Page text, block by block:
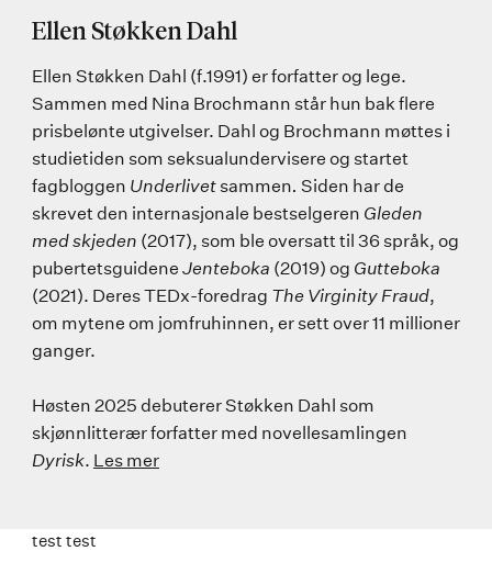
Ellen Støkken Dahl
Ellen Støkken Dahl (f.1991) er forfatter og lege.
Sammen med Nina Brochmann står hun bak flere
prisbelønte utgivelser. Dahl og Brochmann møttes i
studietiden som seksualundervisere og startet
fagbloggen Underlivet sammen. Siden har de
skrevet den internasjonale bestselgeren Gleden
med skjeden (2017), som ble oversatt til 36 språk, og
pubertetsguidene Jenteboka (2019) og Gutteboka
(2021). Deres TEDx-foredrag The Virginity Fraud,
om mytene om jomfruhinnen, er sett over 11 millioner
ganger.
Høsten 2025 debuterer Støkken Dahl som
skjønnlitterær forfatter med novellesamlingen
Dyrisk. Les mer
test test